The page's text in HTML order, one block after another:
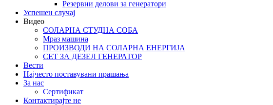
Резервни делови за генератори
Успешен случај
Видео
СОЛАРНА СТУДНА СОБА
Мраз машина
ПРОИЗВОДИ НА СОЛАРНА ЕНЕРГИЈА
СЕТ ЗА ДЕЗЕЛ ГЕНЕРАТОР
Вести
Најчесто поставувани прашања
За нас
Сертификат
Контактирајте не